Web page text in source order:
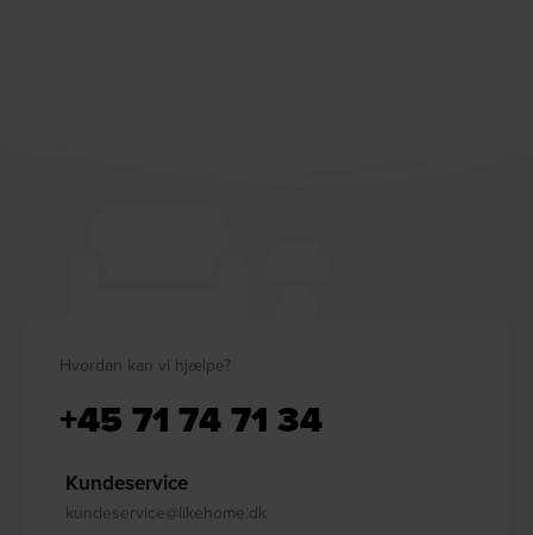
Hvordan kan vi hjælpe?
+45 71 74 71 34
Kundeservice
kundeservice@likehome.dk